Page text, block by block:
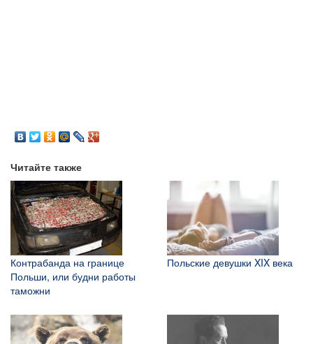
Читайте также
Контрабанда на границе
Польши, или будни работы
таможни
Польские девушки XIX века